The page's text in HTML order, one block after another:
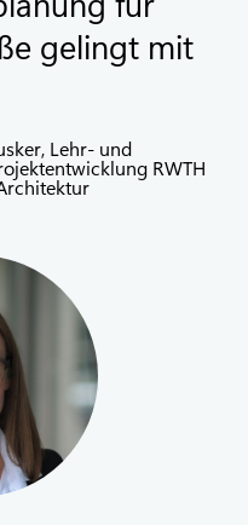
gelingt mit
Lehr- und
RWTH